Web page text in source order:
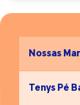
Nossas
Tenys Pé